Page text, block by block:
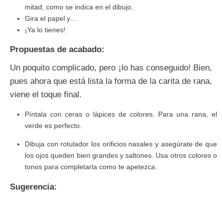
mitad, como se indica en el dibujo.
Gira el papel y…
¡Ya lo tienes!
Propuestas de acabado:
Un poquito complicado, pero ¡lo has conseguido! Bien,
pues ahora que está lista la forma de la carita de rana,
viene el toque final.
Píntala con ceras o lápices de colores. Para una rana, el
verde es perfecto.
Dibuja con rotulador los orificios nasales y asegúrate de que
los ojos queden bien grandes y saltones. Usa otros colores o
tonos para completarla como te apetezca.
Sugerencia: